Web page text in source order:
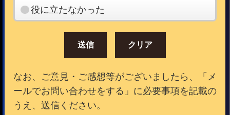
役に立たなかった
なお、ご意見・ご感想等がございましたら、「メ
ールでお問い合わせをする」に必要事項を記載の
うえ、送信ください。